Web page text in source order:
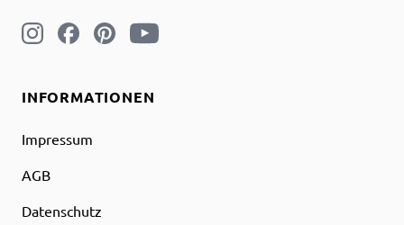
INFORMATIONEN
Impressum
AGB
Datenschutz